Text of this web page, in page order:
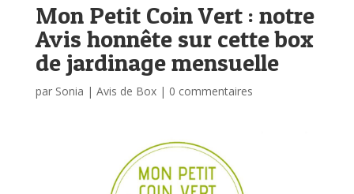
Mon Petit Coin Vert : notre
Avis honnête sur cette box
de jardinage mensuelle
par Sonia | Avis de Box| 0 commentaires